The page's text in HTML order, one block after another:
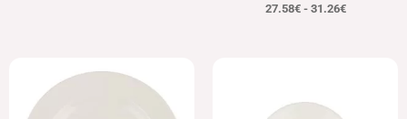
27.58€ - 31.26€
de
precios:
desde